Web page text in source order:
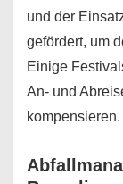
und der
gefördert, um
Einige
An- und
kompensieren.